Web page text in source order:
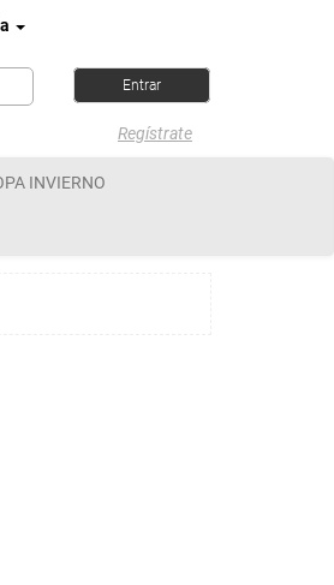
Regístrate
INVIERNO